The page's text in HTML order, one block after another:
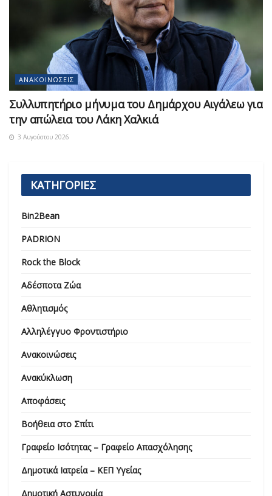
ΑΝΑΚΟΙΝΏΣΕΙΣ
Συλλυπητήριο μήνυμα του Δημάρχου Αιγάλεω για
την απώλεια του Λάκη Χαλκιά
3 Αυγούστου 2026
ΚΑΤΗΓΟΡΙΕΣ
Bin2Bean
PADRION
Rock the Block
Αδέσποτα Ζώα
Αθλητισμός
Αλληλέγγυο Φροντιστήριο
Ανακοινώσεις
Ανακύκλωση
Αποφάσεις
Βοήθεια στο Σπίτι
Γραφείο Ισότητας – Γραφείο Απασχόλησης
Δημοτικά Ιατρεία – ΚΕΠ Υγείας
Δημοτική Αστυνομία